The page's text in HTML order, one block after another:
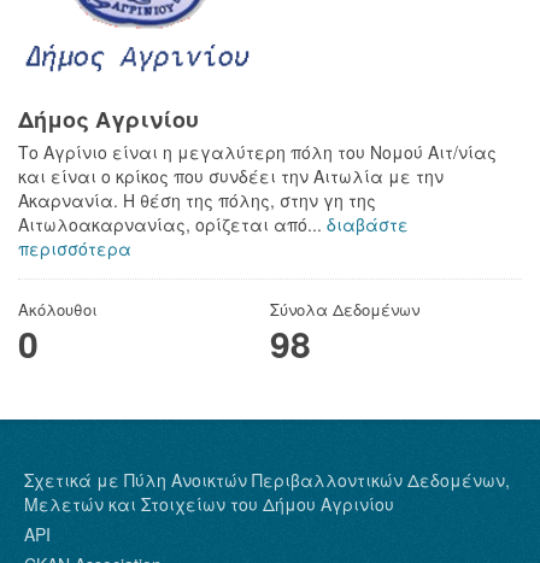
Δήμος Αγρινίου
Το Αγρίνιο είναι η μεγαλύτερη πόλη του Νομού Αιτ/νίας
και είναι ο κρίκος που συνδέει την Αιτωλία με την
Ακαρνανία. Η θέση της πόλης, στην γη της
Αιτωλοακαρνανίας, ορίζεται από... διαβάστε
περισσότερα
Ακόλουθοι
0
Σύνολα Δεδομένων
98
Σχετικά με Πύλη Ανοικτών Περιβαλλοντικών Δεδομένων,
Μελετών και Στοιχείων του Δήμου Αγρινίου
API